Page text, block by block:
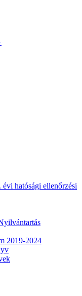
hatósági ellenőrzési
2019-2024